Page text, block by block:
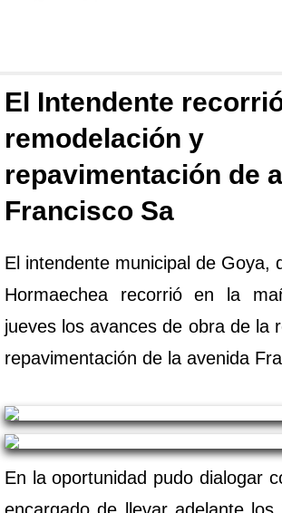
El Intendente
remodelación y
repavimentación de
Francisco Sa
El intendente municipal de Goya,
Hormaechea recorrió en la
jueves los avances de obra de la
repavimentación de la avenida
En la oportunidad pudo dialogar